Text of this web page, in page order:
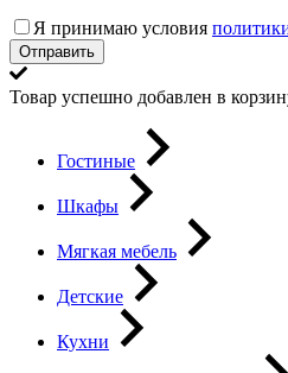
Я принимаю условия
Отправить
Товар успешно добавлен в
Гостиные
Шкафы
Мягкая мебель
Детские
Кухни